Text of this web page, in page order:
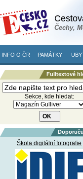
Čechy,
INFO O ČR PAMÁTKY
Fulltextové
Sekce, kde hledat:
Škola digitální fotografie